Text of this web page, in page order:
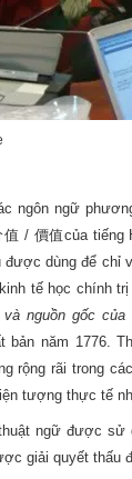
ngôn ngữ
值 / 價值của tiếng
được dùng để chỉ
tế học chính trị
nguồn gốc
bản năm 1776.
rộng rãi trong
tượng thực tế
thuật ngữ được sử
giải quyết thấu